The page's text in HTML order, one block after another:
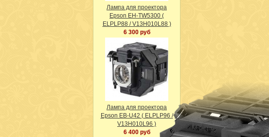
Лампа для проектора
Epson EH-TW5300 (
ELPLP88 / V13H010L88 )
6 300 руб
Лампа для проектора
Epson EB-U42 ( ELPLP96 /
V13H010L96 )
6 400 руб